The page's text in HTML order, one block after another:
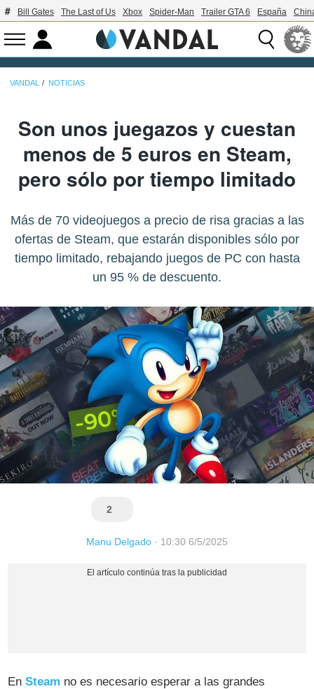
Bill Gates The Last of Us Xbox Spider-Man Trailer GTA 6 España
VANDAL NOTICIAS
Son unos juegazos y cuestan
menos de 5 euros en Steam,
pero sólo por tiempo limitado
Más de 70 videojuegos a precio de risa gracias a las
ofertas de Steam, que estarán disponibles sólo por
tiempo limitado, rebajando juegos de PC con hasta
un 95 % de descuento.
2
Manu Delgado · 10:30 6/5/2025
EnSteam no es necesario esperar a las grandes